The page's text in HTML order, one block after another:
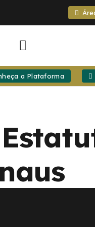
a Plataforma